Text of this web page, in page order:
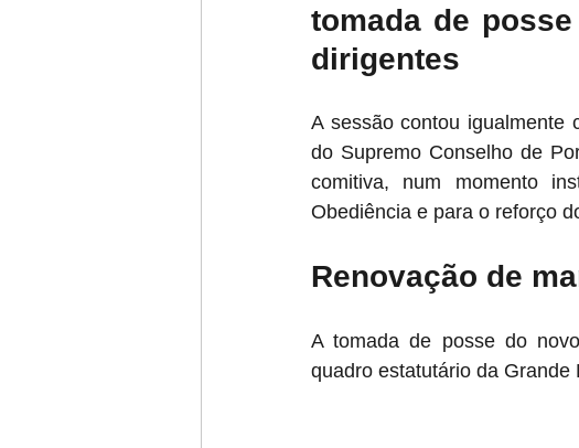
tomada de
dirigentes
A sessão contou igualmente
do Supremo Conselho de
comitiva, num momento
Obediência e para o reforço
Renovação de
A tomada de posse do
quadro estatutário da